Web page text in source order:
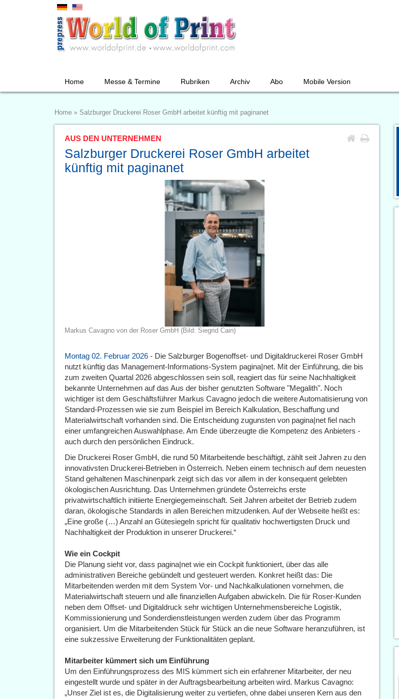
Home Messe & Termine Rubriken Archiv Abo Mobile Version
Home » Salzburger Druckerei Roser GmbH arbeitet künftig mit paginanet
AUS DEN UNTERNEHMEN
Salzburger Druckerei Roser GmbH arbeitet
künftig mit paginanet
Markus Cavagno von der Roser GmbH (Bild: Siegrid Cain)
Montag 02. Februar 2026 - Die Salzburger Bogenoffset- und Digitaldruckerei Roser GmbH
nutzt künftig das Management-Informations-System pagina|net. Mit der Einführung, die bis
zum zweiten Quartal 2026 abgeschlossen sein soll, reagiert das für seine Nachhaltigkeit
bekannte Unternehmen auf das Aus der bisher genutzten Software "Megalith". Noch
wichtiger ist dem Geschäftsführer Markus Cavagno jedoch die weitere Automatisierung von
Standard-Prozessen wie sie zum Beispiel im Bereich Kalkulation, Beschaffung und
Materialwirtschaft vorhanden sind. Die Entscheidung zugunsten von pagina|net fiel nach
einer umfangreichen Auswahlphase. Am Ende überzeugte die Kompetenz des Anbieters -
auch durch den persönlichen Eindruck.
Die Druckerei Roser GmbH, die rund 50 Mitarbeitende beschäftigt, zählt seit Jahren zu den
innovativsten Druckerei-Betrieben in Österreich. Neben einem technisch auf dem neuesten
Stand gehaltenen Maschinenpark zeigt sich das vor allem in der konsequent gelebten
ökologischen Ausrichtung. Das Unternehmen gründete Österreichs erste
privatwirtschaftlich initiierte Energiegemeinschaft. Seit Jahren arbeitet der Betrieb zudem
daran, ökologische Standards in allen Bereichen mitzudenken. Auf der Webseite heißt es:
„Eine große (…) Anzahl an Gütesiegeln spricht für qualitativ hochwertigsten Druck und
Nachhaltigkeit der Produktion in unserer Druckerei.“
Wie ein Cockpit
Die Planung sieht vor, dass pagina|net wie ein Cockpit funktioniert, über das alle
administrativen Bereiche gebündelt und gesteuert werden. Konkret heißt das: Die
Mitarbeitenden werden mit dem System Vor- und Nachkalkulationen vornehmen, die
Materialwirtschaft steuern und alle finanziellen Aufgaben abwickeln. Die für Roser-Kunden
neben dem Offset- und Digitaldruck sehr wichtigen Unternehmensbereiche Logistik,
Kommissionierung und Sonderdienstleistungen werden zudem über das Programm
organisiert. Um die Mitarbeitenden Stück für Stück an die neue Software heranzuführen, ist
eine sukzessive Erweiterung der Funktionalitäten geplant.
Mitarbeiter kümmert sich um Einführung
Um den Einführungsprozess des MIS kümmert sich ein erfahrener Mitarbeiter, der neu
eingestellt wurde und später in der Auftragsbearbeitung arbeiten wird. Markus Cavagno:
„Unser Ziel ist es, die Digitalisierung weiter zu vertiefen, ohne dabei unseren Kern aus den